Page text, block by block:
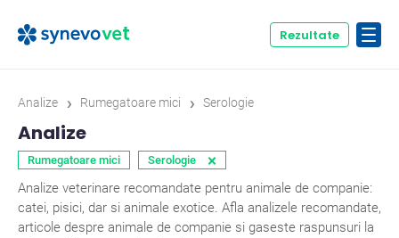
Rezultate
Analize › Rumegatoare mici › Serologie
Analize
Rumegatoare mici Serologie ×
Analize veterinare recomandate pentru animale de companie:
catei, pisici, dar si animale exotice. Afla analizele recomandate,
articole despre animale de companie si gaseste raspunsuri la